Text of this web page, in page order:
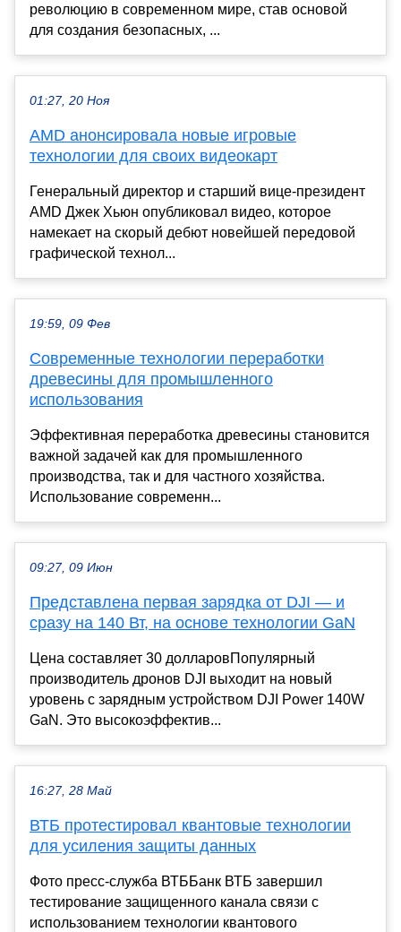
революцию в современном мире, став основой
для создания безопасных, ...
01:27, 20 Ноя
AMD анонсировала новые игровые
технологии для своих видеокарт
Генеральный директор и старший вице-президент
AMD Джек Хьюн опубликовал видео, которое
намекает на скорый дебют новейшей передовой
графической технол...
19:59, 09 Фев
Современные технологии переработки
древесины для промышленного
использования
Эффективная переработка древесины становится
важной задачей как для промышленного
производства, так и для частного хозяйства.
Использование современн...
09:27, 09 Июн
Представлена первая зарядка от DJI — и
сразу на 140 Вт, на основе технологии GaN
Цена составляет 30 долларовПопулярный
производитель дронов DJI выходит на новый
уровень с зарядным устройством DJI Power 140W
GaN. Это высокоэффектив...
16:27, 28 Май
ВТБ протестировал квантовые технологии
для усиления защиты данных
Фото пресс-служба ВТББанк ВТБ завершил
тестирование защищенного канала связи с
использованием технологии квантового